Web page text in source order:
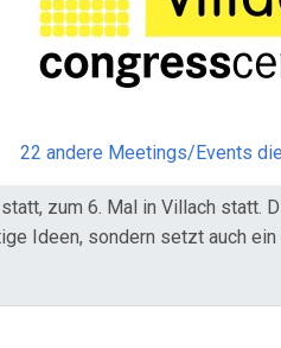
22 andere Meetings/Events
zum 6. Mal in Villach statt.
Ideen, sondern setzt auch